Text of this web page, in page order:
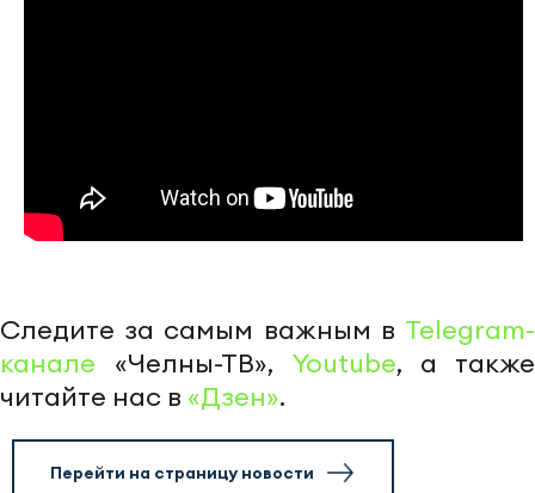
Следите за самым важным в Telegram-
канале «Челны-ТВ», Youtube, а также
читайте нас в «Дзен».
Перейти на страницу новости